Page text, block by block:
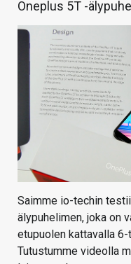
Oneplus 5T -
Saimme io-techin
älypuhelimen, joka on
etupuolen kattavalla
Tutustumme videolla